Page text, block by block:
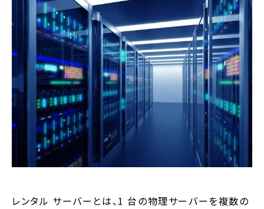
レンタル サーバーとは、1 台の物理サーバーを複数の